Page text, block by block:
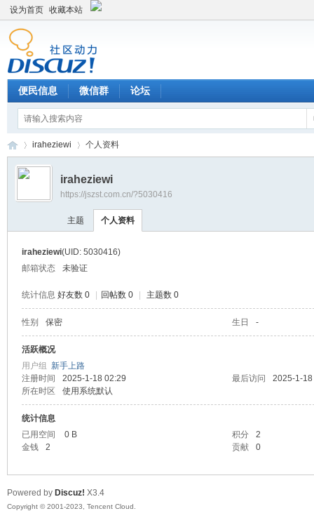
设为首页 收藏本站
便民信息 微信群 论坛
›
iraheziewi 个人资料
iraheziewi
https://jszst.com.cn/?5030416
主题 个人资料
iraheziewi(UID: 5030416)
邮箱状态
未验证
统计信息 好友数 0 回帖数 0 主题数 0
性别 保密 生日 -
活跃概况
用户组 新手上路
注册时间
2025-1-18 02:29 最后访问
2025-1-
所在时区
使用系统默认
统计信息
已用空间
0 B 积分
2
金钱
2 贡献 0
Powered by Discuz! X3.4
Copyright © 2001-2023, Tencent Cloud.